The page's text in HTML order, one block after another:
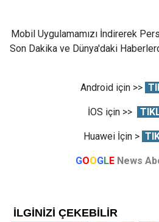
Mobil Uygulamamızı İndirerek
Son Dakika ve Dünya'daki
Android için >>
İOS için >>
Huawei İçin >
GOOGLE News